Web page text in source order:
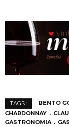
TAGS : BENTO
CHARDONNAY
GASTRONOMIA